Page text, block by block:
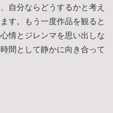
自分ならどうするかと考え
す。もう一度作品を観ると
情とジレンマを思い出しな
間として静かに向き合って